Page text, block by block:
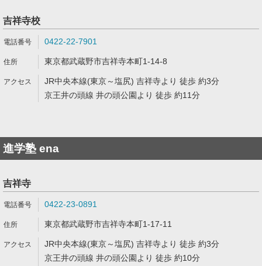
吉祥寺校
0422-22-7901
東京都武蔵野市吉祥寺本町1-14-8
JR中央本線(東京～塩尻) 吉祥寺より 徒歩 約3分
京王井の頭線 井の頭公園より 徒歩 約11分
進学塾 ena
吉祥寺
0422-23-0891
東京都武蔵野市吉祥寺本町1-17-11
JR中央本線(東京～塩尻) 吉祥寺より 徒歩 約3分
京王井の頭線 井の頭公園より 徒歩 約10分